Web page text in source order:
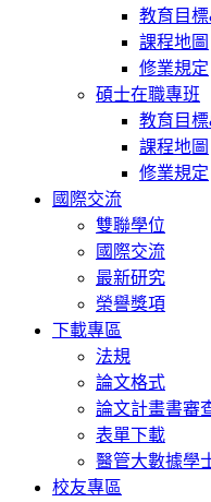
教育目
課程地圖
修業規定
碩士在職專班
教育目
課程地圖
修業規定
國際交流
雙聯學位
國際交流
最新研究
榮譽獎項
下載專區
法規
論文格式
論文計畫書審
表單下載
醫管大數據學
校友專區